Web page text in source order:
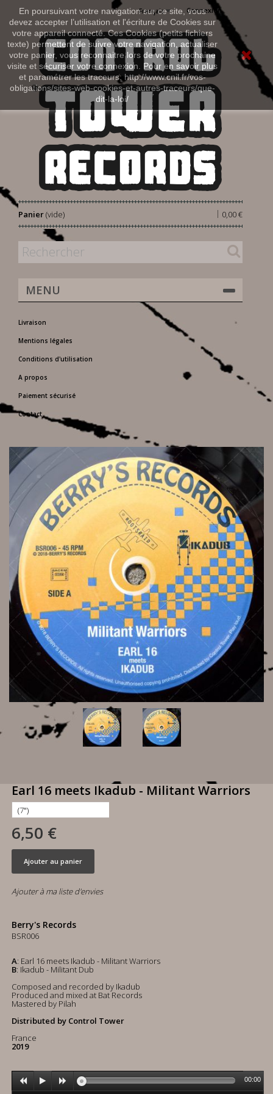
En poursuivant votre navigation sur ce site, vous
devez accepter l’utilisation et l'écriture de Cookies sur
votre appareil connecté. Ces Cookies (petits fichiers
texte) permettent de suivre votre navigation, actualiser
votre panier, vous reconnaitre lors de votre prochaine
visite et sécuriser votre connexion. Pour en savoir plus
et paramétrer les traceurs: http://www.cnil.fr/vos-
obligations/sites-web-cookies-et-autres-traceurs/que-
dit-la-loi/
Connexion
Français
Panier 0,00 €
|
(vide)
MENU
Livraison
Mentions légales
Conditions d'utilisation
A propos
Paiement sécurisé
Contact
Earl 16 meets Ikadub - Militant Warriors
6,50 €
Ajouter au panier
Ajouter à ma liste d'envies
Berry's Records
BSR006
A: Earl 16 meets Ikadub - Militant Warriors
B: Ikadub - Militant Dub
Composed and recorded by Ikadub
Produced and mixed at Bat Records
Mastered by Pilah
Distributed by Control Tower
France
2019
00:00